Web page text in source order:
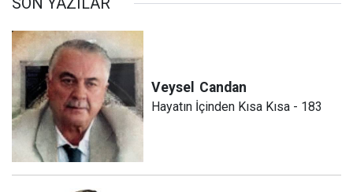
Veysel Candan
Hayatın İçinden Kısa Kısa - 183